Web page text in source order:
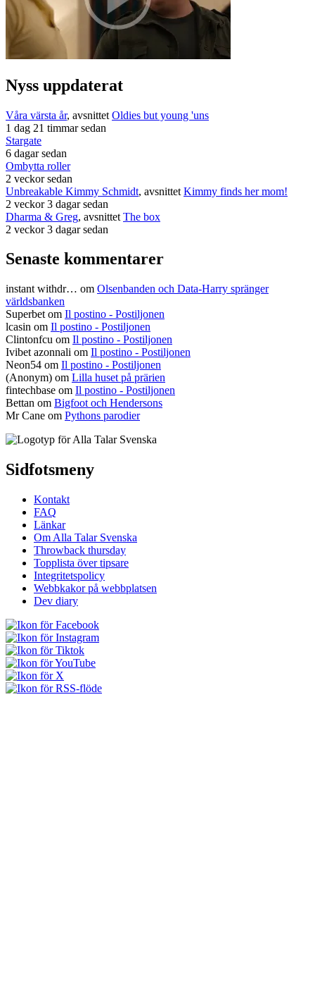
Nyss uppdaterat
Våra värsta år, avsnittet Oldies but young 'uns
1 dag 21 timmar sedan
Stargate
6 dagar sedan
Ombytta roller
2 veckor sedan
Unbreakable Kimmy Schmidt, avsnittet Kimmy finds her mom!
2 veckor 3 dagar sedan
Dharma & Greg, avsnittet The box
2 veckor 3 dagar sedan
Senaste kommentarer
instant withdr… om Olsenbanden och Data-Harry spränger
världsbanken
Superbet om Il postino - Postiljonen
lcasin om Il postino - Postiljonen
Clintonfcu om Il postino - Postiljonen
Ivibet azonnali om Il postino - Postiljonen
Neon54 om Il postino - Postiljonen
(Anonym) om Lilla huset på prärien
fintechbase om Il postino - Postiljonen
Bettan om Bigfoot och Hendersons
Mr Cane om Pythons parodier
Sidfotsmeny
Kontakt
FAQ
Länkar
Om Alla Talar Svenska
Throwback thursday
Topplista över tipsare
Integritetspolicy
Webbkakor på webbplatsen
Dev diary